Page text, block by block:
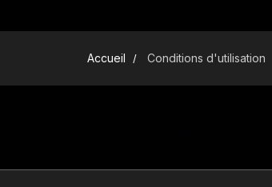
Accueil Conditions d'utilisation